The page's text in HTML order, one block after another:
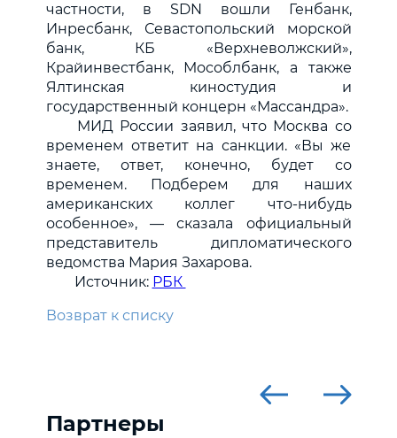
частности, в SDN вошли Генбанк,
Инресбанк, Севастопольский морской
банк, КБ «Верхневолжский»,
Крайинвестбанк, Мособлбанк, а также
Ялтинская киностудия и
государственный концерн «Массандра».
МИД России заявил, что Москва со
временем ответит на санкции. «Вы же
знаете, ответ, конечно, будет со
временем. Подберем для наших
американских коллег что-нибудь
особенное», — сказала официальный
представитель дипломатического
ведомства Мария Захарова.
Источник: РБК
Возврат к списку
Партнеры